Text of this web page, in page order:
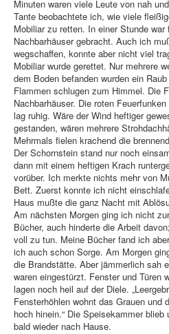
Minuten waren viele Leute von nah
Tante beobachtete ich, wie viele
Mobiliar zu retten. In einer Stunde
Nachbarhäuser gebracht. Auch ich
wegschaffen, konnte aber nicht viel
Mobiliar wurde gerettet. Nur mehrere
dem Boden befanden wurden ein
Flammen schlugen zum Himmel. Die
Nachbarhäuser. Die roten
lag ruhig. Wäre der Wind heftiger
gestanden, wären mehrere
Mehrmals fielen krachend die
Der Schornstein stand nur noch
dann mit einem heftigen Krach
vorüber. Ich merkte nichts mehr von
Bett. Zuerst konnte ich nicht
Haus mußte die ganz Nacht mit
Am nächsten Morgen ging ich nicht
Bücher, auch hinderte die Arbeit
voll zu tun. Meine Bücher fand ich
ich auch schon Sorge. Am Morgen
die Brandstätte. Aber jämmerlich sah
waren eingestürzt. Fenster und
lagen noch heil auf der Diele.
Fensterhöhlen wohnt das Grauen und
hoch hinein.“ Die Speisekammer
bald wieder nach Hause.